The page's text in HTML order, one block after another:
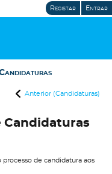
Registar Entrar
Anterior (Candidaturas)
Candidaturas
processo de candidatura aos